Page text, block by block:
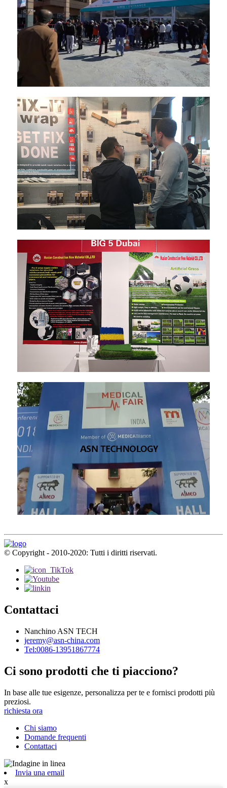
© Copyright - 2010-2020: Tutti i diritti riservati.
Contattaci
Nanchino ASN TECH
jeremy@asn-china.com
Tel:0086-13951867774
Ci sono prodotti che ti piacciono?
In base alle tue esigenze, personalizza per te e fornisci prodotti più
preziosi.
richiesta ora
Chi siamo
Domande frequenti
Contattaci
Invia una email
x